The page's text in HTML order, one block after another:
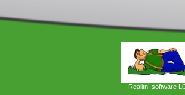
Realitní software